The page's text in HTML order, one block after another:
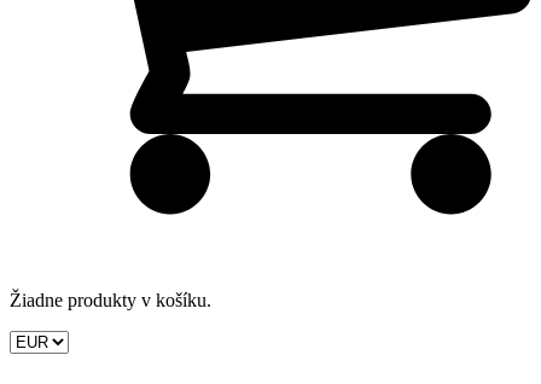
Žiadne produkty v košíku.